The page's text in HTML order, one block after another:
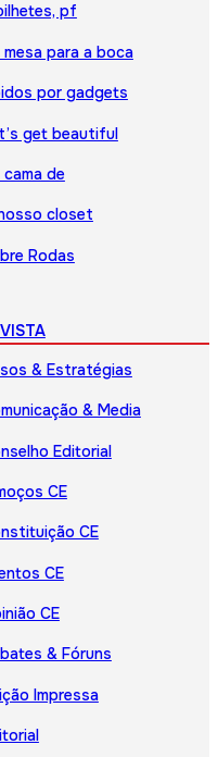
pf
mesa para a boca
por gadgets
get beautiful
cama de
closet
Rodas
& Estratégias
& Media
Editorial
CE
CE
CE
CE
& Fóruns
Impressa